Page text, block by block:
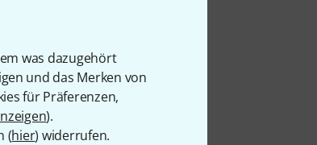
was dazugehört
und das Merken von
für Präferenzen,
).
(hier) widerrufen.